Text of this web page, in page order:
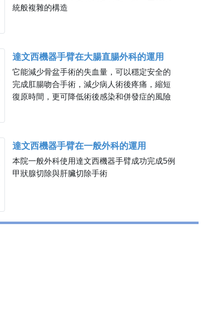
統般複雜的構造
達文西機器手臂在大腸直腸外科的運用
它能減少骨盆手術的失血量，可以穩定安全的
完成肛腸吻合手術，減少病人術後疼痛，縮短
復原時間，更可降低術後感染和併發症的風險
達文西機器手臂在一般外科的運用
本院一般外科使用達文西機器手臂成功完成5例
甲狀腺切除與肝臟切除手術